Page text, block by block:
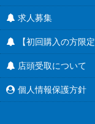
求人募集
【初回購入の方限
店頭受取について
個人情報保護方針